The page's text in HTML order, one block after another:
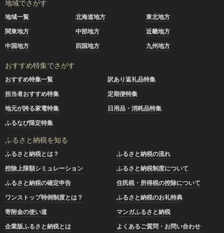
地域でさがす
地域一覧 北海道地方
東北地方
関東地方
中部地方
近畿地方
中国地方
四国地方 九州地方
おすすめ特集でさがす
おすすめ特集一覧
訳あり返礼品特集
担当者おすすめ特集
定期便特集
地元が誇る家電特集
日用品・消耗品特集
ふるなび限定特集
ふるさと納税を知る
ふるさと納税とは？
ふるさと納税の流れ
控除上限額シミュレーション
ふるさと納税制度について
ふるさと納税の確定申告
住民税・所得税の控除について
ワンストップ特例制度とは？
ふるさと納税のお礼特典
寄附金の使い道
マンガふるさと納税
企業版ふるさと納税とは
よくあるご質問・お問い合わせ